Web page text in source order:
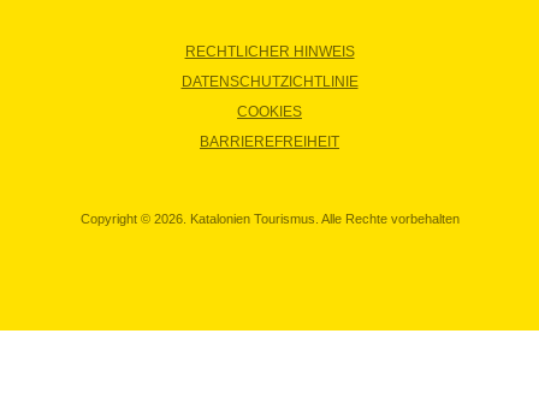
RECHTLICHER HINWEIS
DATENSCHUTZICHTLINIE
COOKIES
BARRIEREFREIHEIT
Copyright © 2026. Katalonien Tourismus. Alle Rechte vorbehalten